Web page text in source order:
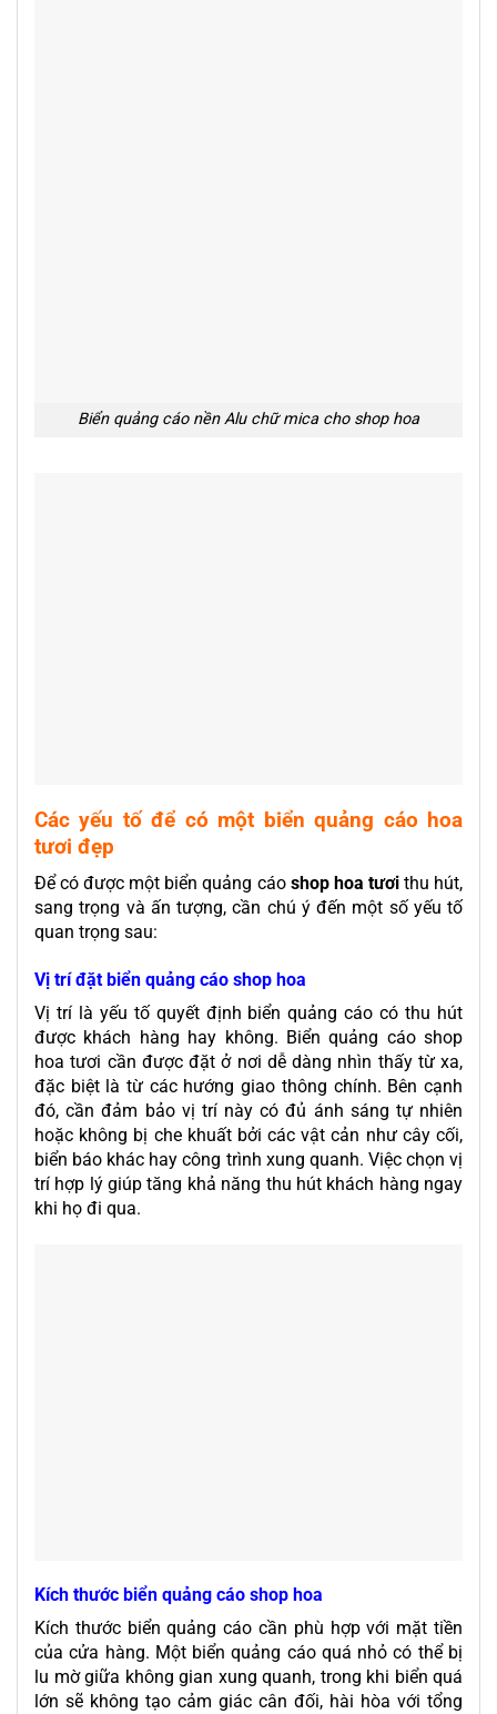
Biển quảng cáo nền Alu chữ mica cho shop hoa
Các yếu tố để có một biển quảng cáo hoa
tươi đẹp
Để có được một biển quảng cáo shop hoa tươithu hút,
sang trọng và ấn tượng, cần chú ý đến một số yếu tố
quan trọng sau:
Vị trí đặt biển quảng cáo shop hoa
Vị trí là yếu tố quyết định biển quảng cáo có thu hút
được khách hàng hay không. Biển quảng cáo shop
hoa tươi cần được đặt ở nơi dễ dàng nhìn thấy từ xa,
đặc biệt là từ các hướng giao thông chính. Bên cạnh
đó, cần đảm bảo vị trí này có đủ ánh sáng tự nhiên
hoặc không bị che khuất bởi các vật cản như cây cối,
biển báo khác hay công trình xung quanh. Việc chọn vị
trí hợp lý giúp tăng khả năng thu hút khách hàng ngay
khi họ đi qua.
Kích thước biển quảng cáo shop hoa
Kích thước biển quảng cáo cần phù hợp với mặt tiền
của cửa hàng. Một biển quảng cáo quá nhỏ có thể bị
lu mờ giữa không gian xung quanh, trong khi biển quá
lớn sẽ không tạo cảm giác cân đối, hài hòa với tổng